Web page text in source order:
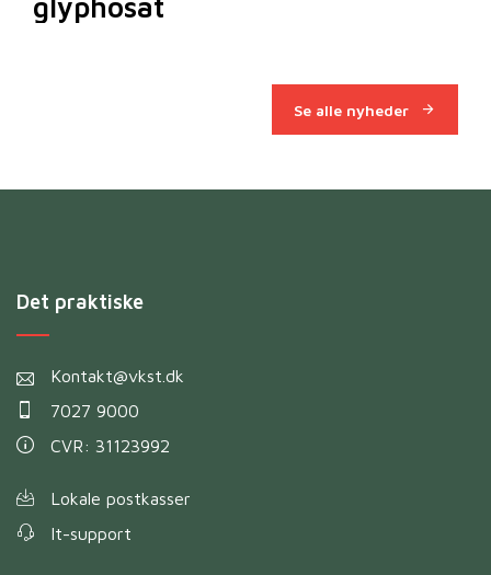
glyphosat
Se alle nyheder
Det praktiske
Kontakt@vkst.dk
7027 9000
CVR: 31123992
Lokale postkasser
It-support